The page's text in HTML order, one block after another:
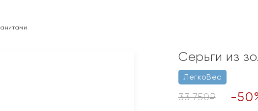
Серьги из
ЛегкоВес
33 750₽ -50